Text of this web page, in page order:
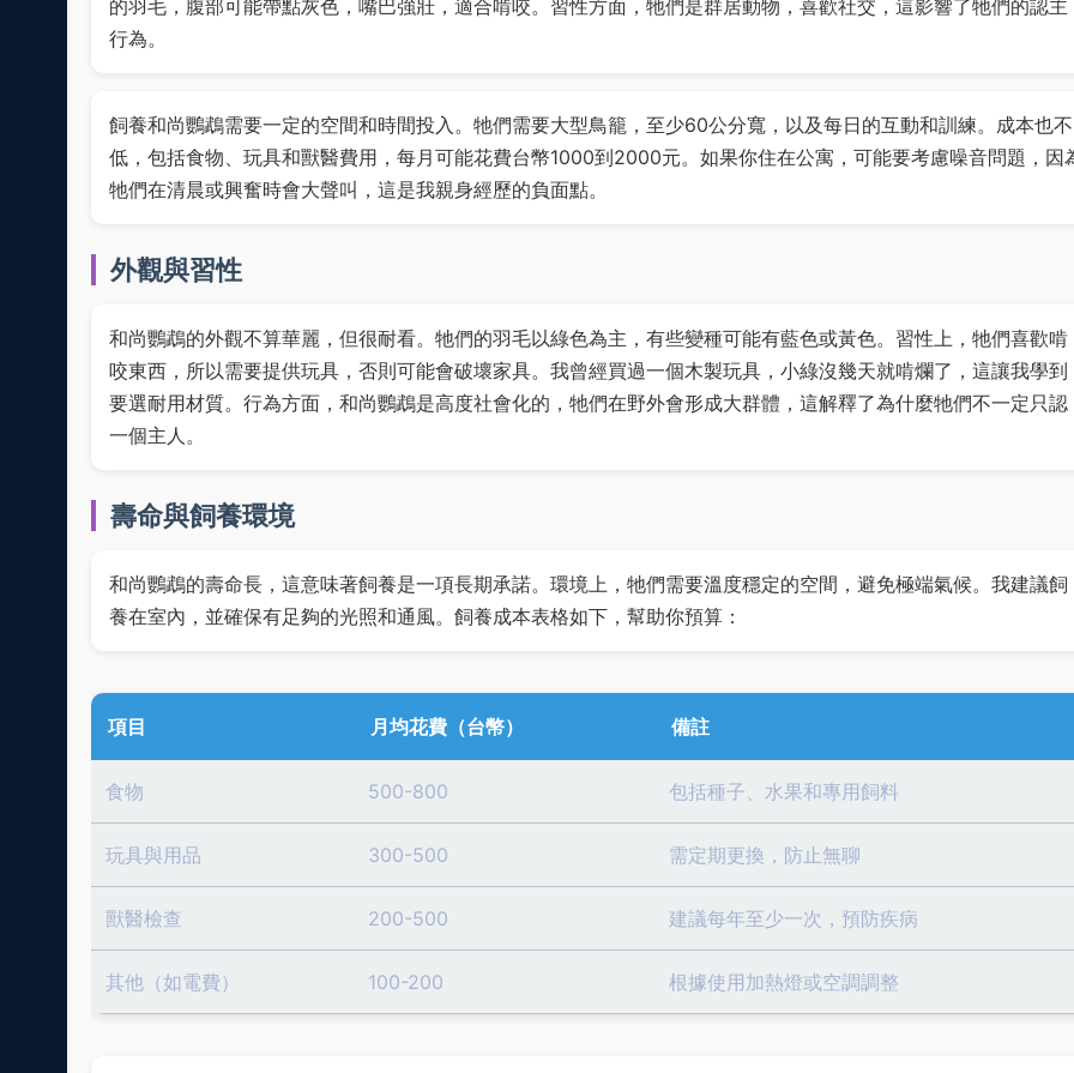
的羽毛，腹部可能帶點灰色，嘴巴強壯，適合啃咬。習性方面，牠們是群居動物，喜歡社交，這影響了牠們的認主
行為。
飼養和尚鸚鵡需要一定的空間和時間投入。牠們需要大型鳥籠，至少60公分寬，以及每日的互動和訓練。成本也不
低，包括食物、玩具和獸醫費用，每月可能花費台幣1000到2000元。如果你住在公寓，可能要考慮噪音問題，因
牠們在清晨或興奮時會大聲叫，這是我親身經歷的負面點。
外觀與習性
和尚鸚鵡的外觀不算華麗，但很耐看。牠們的羽毛以綠色為主，有些變種可能有藍色或黃色。習性上，牠們喜歡啃
咬東西，所以需要提供玩具，否則可能會破壞家具。我曾經買過一個木製玩具，小綠沒幾天就啃爛了，這讓我學到
要選耐用材質。行為方面，和尚鸚鵡是高度社會化的，牠們在野外會形成大群體，這解釋了為什麼牠們不一定只認
一個主人。
壽命與飼養環境
和尚鸚鵡的壽命長，這意味著飼養是一項長期承諾。環境上，牠們需要溫度穩定的空間，避免極端氣候。我建議飼
養在室內，並確保有足夠的光照和通風。飼養成本表格如下，幫助你預算：
項目 月均花費（台幣） 備註
食物 500-800 包括種子、水果和專用飼料
玩具與用品 300-500 需定期更換，防止無聊
獸醫檢查 200-500 建議每年至少一次，預防疾病
其他（如電費） 100-200 根據使用加熱燈或空調調整